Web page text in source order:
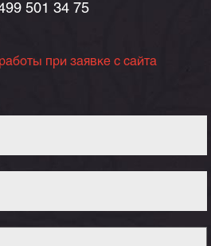
501 34 75
при заявке с сайта